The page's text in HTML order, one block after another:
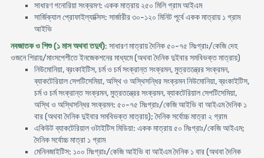
সাধারণ গনোরিয়া সংক্রমণ: একক মাত্রায় ২৫০ মিলি গ্রাম আইএম
সার্জিক্যাল প্রোফাইল্যাক্সিস: সার্জারীর ৩০-১২০ মিনিট পূর্বে একক মাত্রায় ১ গ্রাম
আইভি
নবজাতক ও শিশু (১ মাস অথবা তদুর্ধ): সাধারণ মাত্রায় দৈনিক ৫০-৭৫ মিঃগ্রাঃ/কেজি দেহ
ওজনে শিরায়/মাংসপেশীতে ইনজেকশনের মাধ্যমে (অথবা দৈনিক দুইবার সমবিভক্ত মাত্রায়)
নিউমোনিয়া, ব্রংকাইটিস, চর্ম ও চর্ম সংক্রান্ত সংক্রমন, মুত্রতন্ত্রের সংক্রমন,
ব্যাকটেরিয়াল সেপটিসেমিয়া, অস্থি ও অস্থিসন্ধির সংক্রমন নিউমোনিয়া, ব্রংকাইটিস,
চর্ম ও চর্ম সংক্রান্ত সংক্রমন, মুত্রতন্ত্রের সংক্রমন, ব্যাকটেরিয়াল সেপটিসেমিয়া,
অস্থি ও অস্থিসন্ধির সংক্রমন: ৫০-৭৫ মিঃগ্রাঃ/কেজি আইভি বা আইএম দৈনিক ১
বার (অথবা দৈনিক দুইবার সমবিভক্ত মাত্রায়); দৈনিক সর্বোচ্চ মাত্রা ২ গ্রাম
একিউট ব্যাকটেরিয়াল ওটাইটিস মিডিয়া: একক মাত্রায় ৫০ মিঃগ্রাঃ/কেজি আইএম;
দৈনিক সর্বোচ্চ মাত্রা ১ গ্রাম
মেনিনজাইটিস: ১০০ মিঃগ্রাঃ/কেজি আইভি বা আইএম দৈনিক ১ বার (অথবা দৈনিক